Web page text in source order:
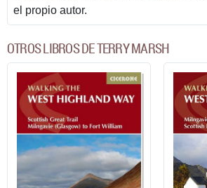
el propio autor.
OTROS LIBROS DE TERRY MARSH